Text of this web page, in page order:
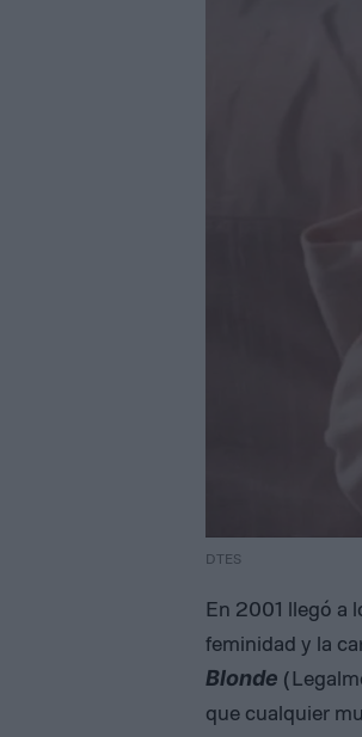
DTES
En 2001 llegó a
feminidad y la
Blonde
que cualquier